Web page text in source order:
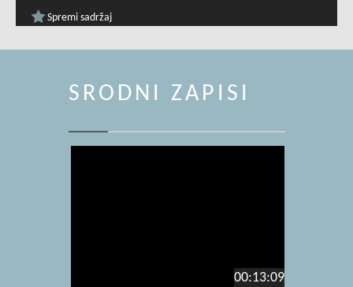
Spremi sadržaj
SRODNI ZAPISI
00:13:09